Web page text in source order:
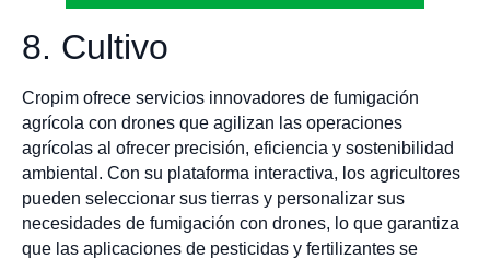
8. Cultivo
Cropim ofrece servicios innovadores de fumigación
agrícola con drones que agilizan las operaciones
agrícolas al ofrecer precisión, eficiencia y sostenibilidad
ambiental. Con su plataforma interactiva, los agricultores
pueden seleccionar sus tierras y personalizar sus
necesidades de fumigación con drones, lo que garantiza
que las aplicaciones de pesticidas y fertilizantes se